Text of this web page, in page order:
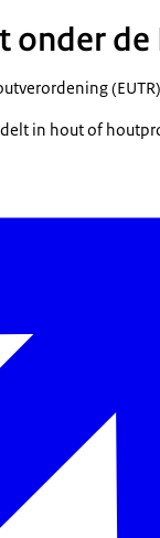
onder
in hout of